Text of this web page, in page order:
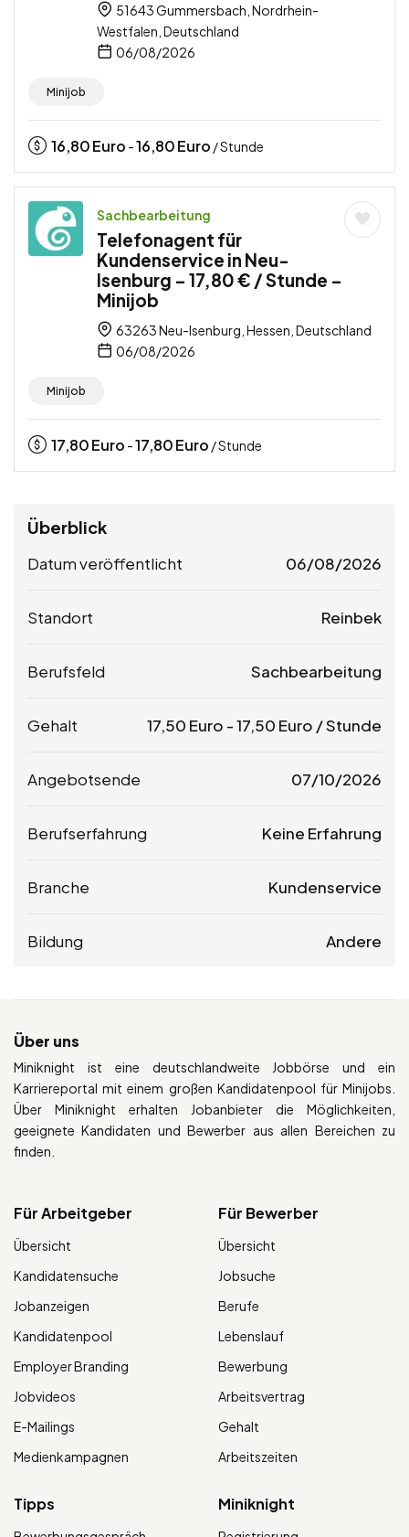
51643 Gummersbach, Nordrhein-
Westfalen, Deutschland
06/08/2026
Minijob
16,80Euro -16,80Euro / Stunde
Sachbearbeitung
Telefonagent für
Kundenservice in Neu-
Isenburg – 17,80 € / Stunde –
Minijob
63263 Neu-Isenburg, Hessen, Deutschland
06/08/2026
Minijob
17,80Euro -17,80Euro / Stunde
Überblick
Datum veröffentlicht 06/08/2026
Standort Reinbek
Berufsfeld Sachbearbeitung
Gehalt 17,50 Euro -17,50 Euro / Stunde
Angebotsende 07/10/2026
Berufserfahrung Keine Erfahrung
Branche Kundenservice
Bildung Andere
Über uns
Miniknight ist eine deutschlandweite Jobbörse und ein
Karriereportal mit einem großen Kandidatenpool für Minijobs.
Über Miniknight erhalten Jobanbieter die Möglichkeiten,
geeignete Kandidaten und Bewerber aus allen Bereichen zu
finden.
Für Arbeitgeber
Übersicht
Kandidatensuche
Jobanzeigen
Kandidatenpool
Employer Branding
Jobvideos
E-Mailings
Medienkampagnen
Für Bewerber
Übersicht
Jobsuche
Berufe
Lebenslauf
Bewerbung
Arbeitsvertrag
Gehalt
Arbeitszeiten
Tipps Miniknight